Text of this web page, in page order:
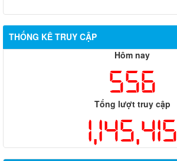
THỐNG KÊ TRUY CẬP
Hôm nay
556
Tổng lượt truy cập
1,145,415